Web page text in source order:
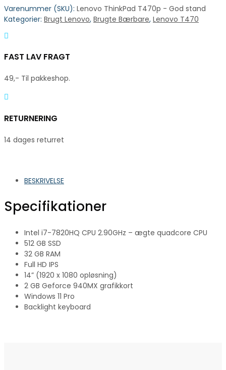
Varenummer (SKU): Lenovo ThinkPad T470p - God stand
Kategorier: Brugt Lenovo, Brugte Bærbare, Lenovo T470
FAST LAV FRAGT
49,- Til pakkeshop.
RETURNERING
14 dages returret
BESKRIVELSE
Specifikationer
Intel i7-7820HQ CPU 2.90GHz – ægte quadcore CPU
512 GB SSD
32 GB RAM
Full HD IPS
14” (1920 x 1080 opløsning)
2 GB Geforce 940MX grafikkort
Windows 11 Pro
Backlight keyboard